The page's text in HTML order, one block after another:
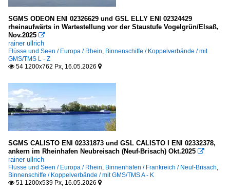
SGMS ODEON ENI 02326629 und GSL ELLY ENI 02324429
rheinaufwärts in Wartestellung vor der Staustufe Vogelgrün/Elsaß,
Nov.2025 
rainer ullrich
Flüsse und Seen / Europa / Rhein, Binnenschiffe / Koppelverbände / mit
GMS/TMS L - Z
 54 1200x762 Px, 16.05.2026 
SGMS CALISTO ENI 02331873 und GSL CALISTO I ENI 02332378,
ankern im Rheinhafen Neubreisach (Neuf-Brisach) Okt.2025 
rainer ullrich
Flüsse und Seen / Europa / Rhein, Binnenhäfen / Frankreich / Neuf-Brisach,
Binnenschiffe / Koppelverbände / mit GMS/TMS A - K
 51 1200x539 Px, 16.05.2026 